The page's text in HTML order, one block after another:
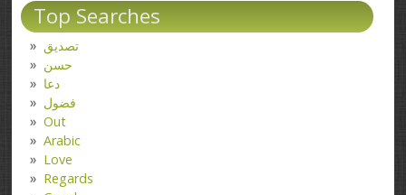
Top Searches
تصدیق
حسن
دعا
فضول
Out
Arabic
Love
Regards